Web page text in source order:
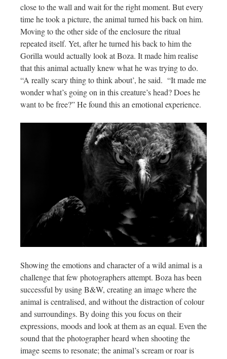
close to the wall and wait for the right moment. But every
time he took a picture, the animal turned his back on him.
Moving to the other side of the enclosure the ritual
repeated itself. Yet, after he turned his back to him the
Gorilla would actually look at Boza. It made him realise
that this animal actually knew what he was trying to do.
“A really scary thing to think about’, he said. “It made me
wonder what’s going on in this creature’s head? Does he
want to be free?” He found this an emotional experience.
Showing the emotions and character of a wild animal is a
challenge that few photographers attempt. Boza has been
successful by using B&W, creating an image where the
animal is centralised, and without the distraction of colour
and surroundings. By doing this you focus on their
expressions, moods and look at them as an equal. Even the
sound that the photographer heard when shooting the
image seems to resonate; the animal’s scream or roar is